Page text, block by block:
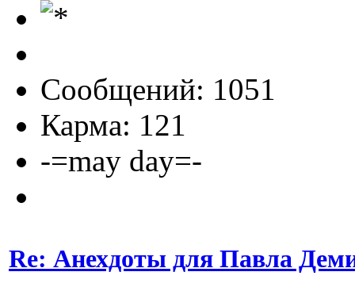
Сообщений: 1051
Карма: 121
-=may day=-
Re: Анехдоты для Павла